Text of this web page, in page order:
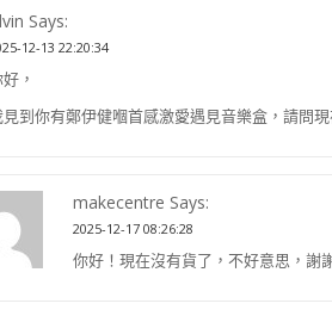
Says:
12-13 22:20:34
，
見到你有鄭伊健嗰首感激愛遇見音樂盒，請問
makecentre Says:
2025-12-17 08:26:28
你好！現在沒有貨了，不好意思，謝